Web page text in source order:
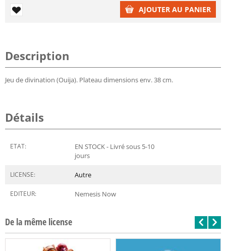
AJOUTER AU PANIER
Description
Jeu de divination (Ouija). Plateau dimensions env. 38 cm.
Détails
ETAT:
EN STOCK - Livré sous 5-10
jours
LICENSE: Autre
EDITEUR: Nemesis Now
De la même license